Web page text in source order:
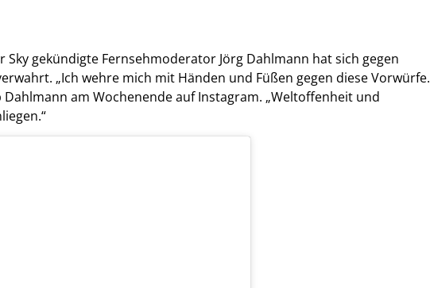
Sky gekündigte Fernsehmoderator Jörg Dahlmann hat sich gegen
„Ich wehre mich mit Händen und Füßen gegen diese Vorwürfe.
Dahlmann am Wochenende auf Instagram. „Weltoffenheit und